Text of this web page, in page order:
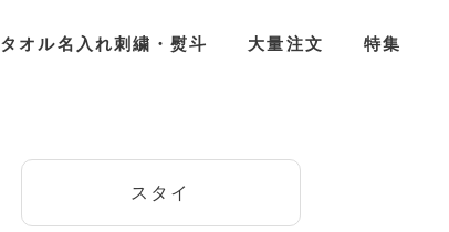
タオル名入れ刺繍・熨斗 大量注文 特集
スタイ